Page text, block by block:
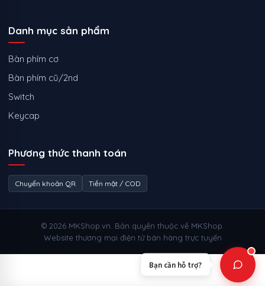
Danh mục sản phẩm
Bàn phím cơ
Bàn phím cũ/2nd
Switch
Keycap
Phương thức thanh toán
Chuyển khoản QR Tiền mặt / COD
© 2026 MKShop.vn. Bản quyền thuộc về MKShop.
Website thương mại điện tử bán hàng trực tuyến
Bạn cần hỗ trợ?